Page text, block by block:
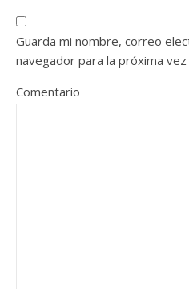
Guarda mi nombre, correo
navegador para la próxima
Comentario